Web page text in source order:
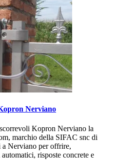
Nerviano
Kopron Nerviano la
marchio della SIFAC snc di
Nerviano per offrire,
risposte concrete e